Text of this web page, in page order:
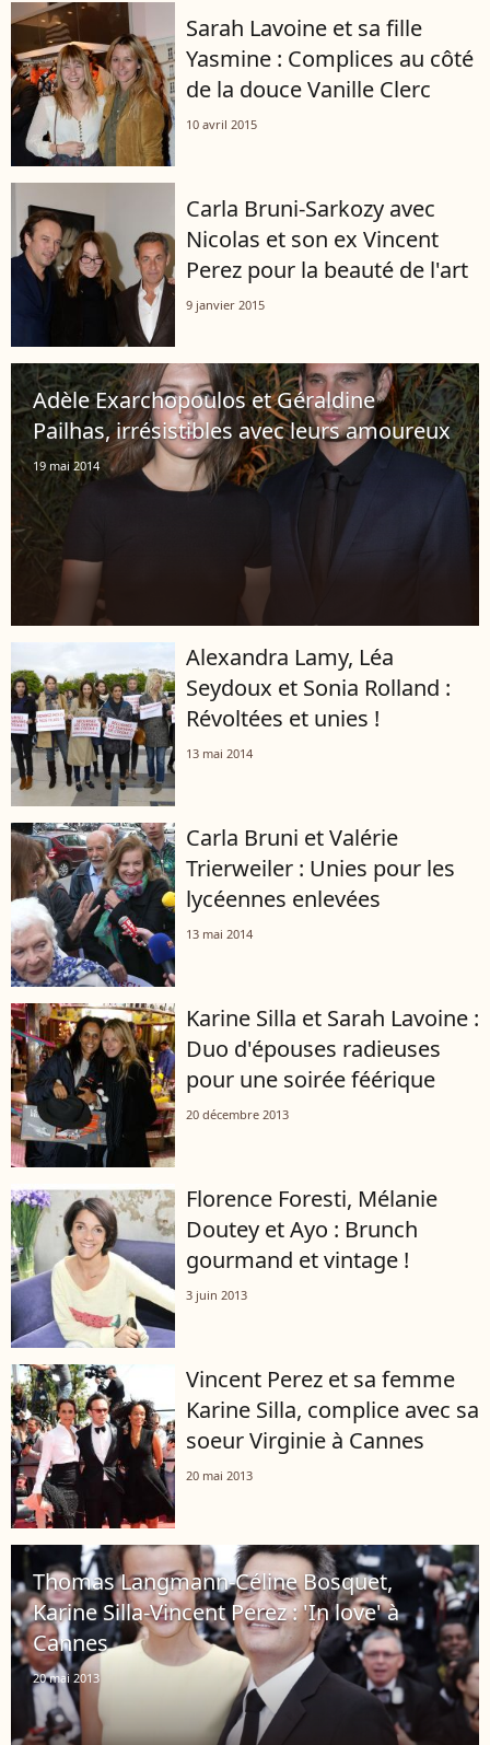
Sarah Lavoine et sa fille
Yasmine : Complices au côté
de la douce Vanille Clerc
10 avril 2015
Carla Bruni-Sarkozy avec
Nicolas et son ex Vincent
Perez pour la beauté de l'art
9 janvier 2015
Adèle Exarchopoulos et Géraldine
Pailhas, irrésistibles avec leurs amoureux
19 mai 2014
Alexandra Lamy, Léa
Seydoux et Sonia Rolland :
Révoltées et unies !
13 mai 2014
Carla Bruni et Valérie
Trierweiler : Unies pour les
lycéennes enlevées
13 mai 2014
Karine Silla et Sarah Lavoine :
Duo d'épouses radieuses
pour une soirée féérique
20 décembre 2013
Florence Foresti, Mélanie
Doutey et Ayo : Brunch
gourmand et vintage !
3 juin 2013
Vincent Perez et sa femme
Karine Silla, complice avec sa
soeur Virginie à Cannes
20 mai 2013
Thomas Langmann-Céline Bosquet,
Karine Silla-Vincent Perez : 'In love' à
Cannes
20 mai 2013